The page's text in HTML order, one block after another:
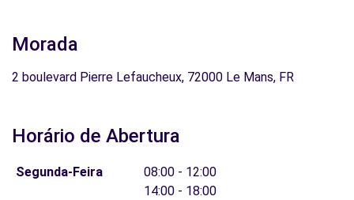
Morada
2 boulevard Pierre Lefaucheux, 72000 Le Mans, FR
Horário de Abertura
Segunda-Feira
08:00 - 12:00
14:00 - 18:00